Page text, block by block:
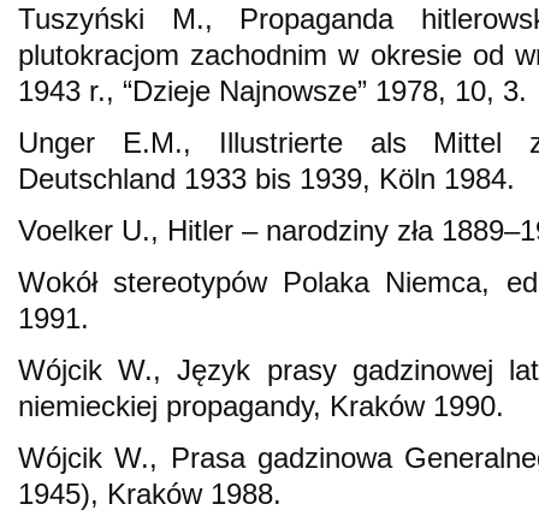
Tuszyński M., Propaganda
plutokracjom zachodnim w okresie od
1943 r., “Dzieje Najnowsze” 1978, 10, 3.
Unger E.M., Illustrierte als Mittel
Deutschland 1933 bis 1939, Köln 1984.
Voelker U., Hitler – narodziny zła
Wokół stereotypów Polaka Niemca,
1991.
Wójcik W., Język prasy gadzinowej
niemieckiej propagandy, Kraków 1990.
Wójcik W., Prasa gadzinowa
1945), Kraków 1988.